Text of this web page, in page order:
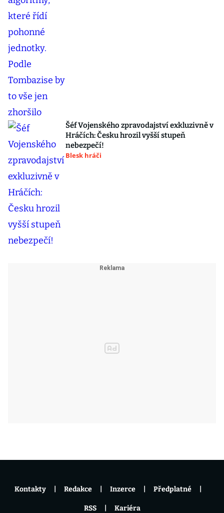
Šéf Vojenského zpravodajství exkluzivně v
Hráčích: Česku hrozil vyšší stupeň
nebezpečí!
Blesk hráči
Kontakty Redakce Inzerce Předplatné
RSS Kariéra